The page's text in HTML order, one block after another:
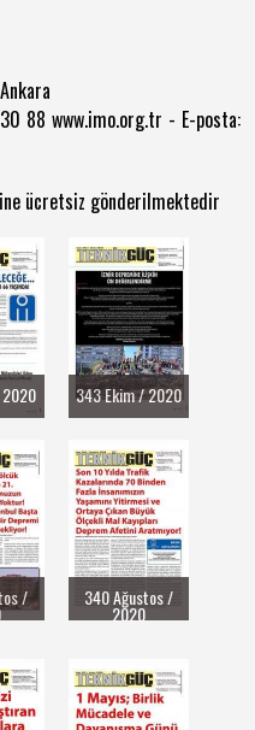
88 www.imo.org.tr - E-posta:
ücretsiz gönderilmektedir
2020 343 Ekim / 2020
/ 340 Ağustos /
2020